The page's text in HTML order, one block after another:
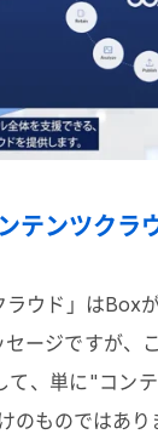
テンツクラ
ウド」はBox
セージですが、
て、単に"コン
のものではあり